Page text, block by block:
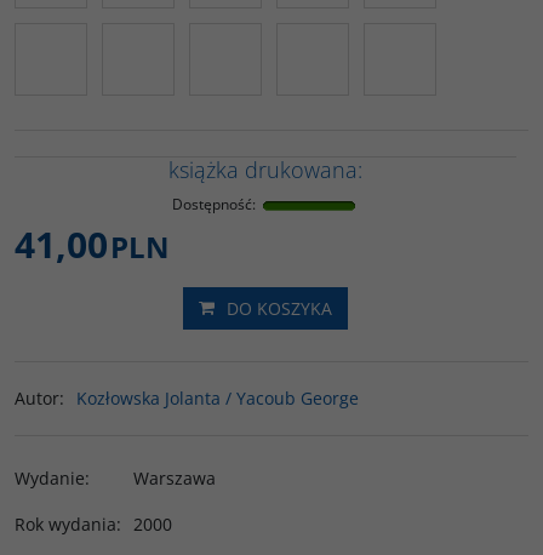
książka drukowana:
Dostępność:
41,00PLN
DO KOSZYKA
Autor: Kozłowska Jolanta / Yacoub George
Wydanie:
Warszawa
Rok wydania: 2000